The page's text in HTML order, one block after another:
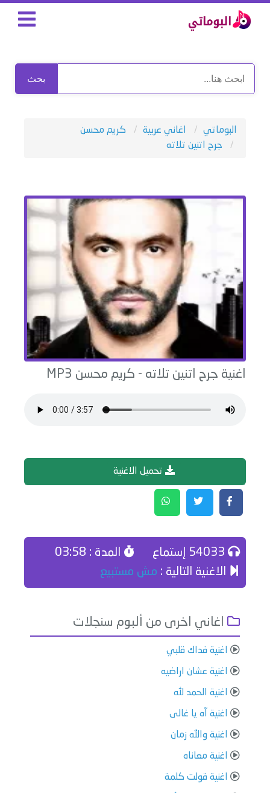
بحث
البوماتي اغاني عربية
كريم محسن
جرح اتنين تلاته
اغنية جرح اتنين تلاته - كريم محسن
تحميل الاغنية
المدة : 03:58
الاغنية التالية : مش مستبيع
اغاني اخرى من ألبوم سنجلات
اغنية فداك قلبي
اغنية عشان اراضيه
اغنية الحمد لله
اغنية آه يا غالى
اغنية والله زمان
اغنية معاناه
اغنية قولت كلمة